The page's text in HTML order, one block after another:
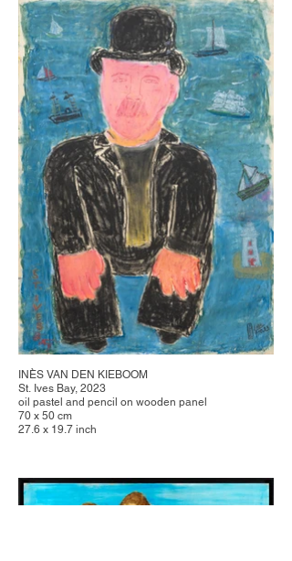
INÈS VAN DEN KIEBOOM
St. Ives Bay, 2023
oil pastel and pencil on wooden panel
70 x 50 cm
27.6 x 19.7 inch